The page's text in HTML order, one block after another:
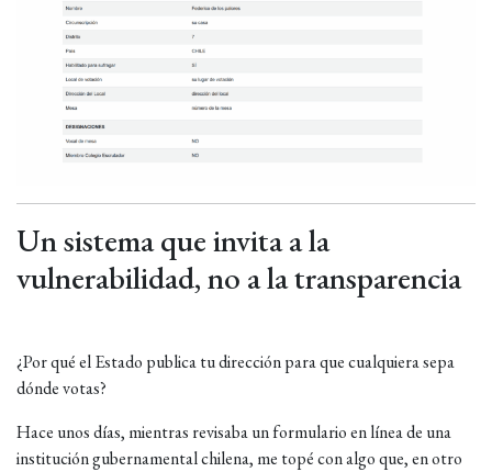
Un sistema que invita a la
vulnerabilidad, no a la transparencia
¿Por qué el Estado publica tu dirección para que cualquiera sepa
dónde votas?
Hace unos días, mientras revisaba un formulario en línea de una
institución gubernamental chilena, me topé con algo que, en otro